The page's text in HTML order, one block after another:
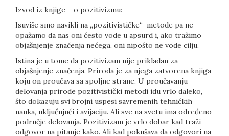
Izvod iz knjige – o pozitivizmu:
Isuviše smo navikli na „pozitivističke“ metode pa ne
opažamo da nas oni često vode u apsurd i, ako tražimo
objašnjenje značenja nečega, oni nipošto ne vode cilju.
Istina je u tome da pozitivizam nije prikladan za
objašnjenje značenja. Priroda je za njega zatvorena knjiga
koju on proučava sa spoljne strane. U proučavanju
delovanja prirode pozitivistički metodi idu vrlo daleko,
što dokazuju svi brojni uspesi savremenih tehničkih
nauka, uključujući i avijaciju. Ali sve na svetu ima određeno
područje delovanja. Pozitivizam je vrlo dobar kad traži
odgovor na pitanje kako. Ali kad pokušava da odgovori na